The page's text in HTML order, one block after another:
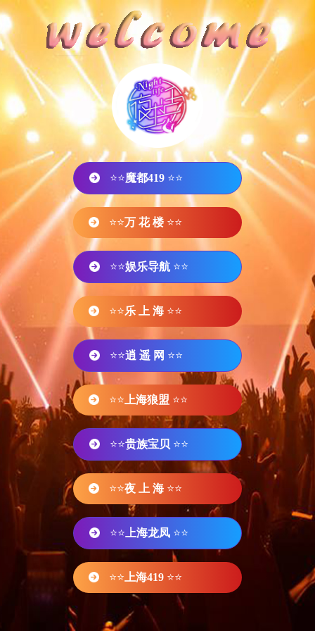
⭐⭐魔都419 ⭐⭐
⭐⭐万 花 楼 ⭐⭐
⭐⭐娱乐导航 ⭐⭐
⭐⭐乐 上 海 ⭐⭐
⭐⭐逍 遥 网 ⭐⭐
⭐⭐ 上海狼盟 ⭐⭐
⭐⭐贵族宝贝 ⭐⭐
⭐⭐夜 上 海 ⭐⭐
⭐⭐ 上海龙凤 ⭐⭐
⭐⭐ 上海419 ⭐⭐